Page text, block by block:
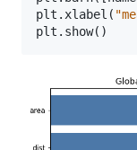
plt .xlabel (
plt . show()